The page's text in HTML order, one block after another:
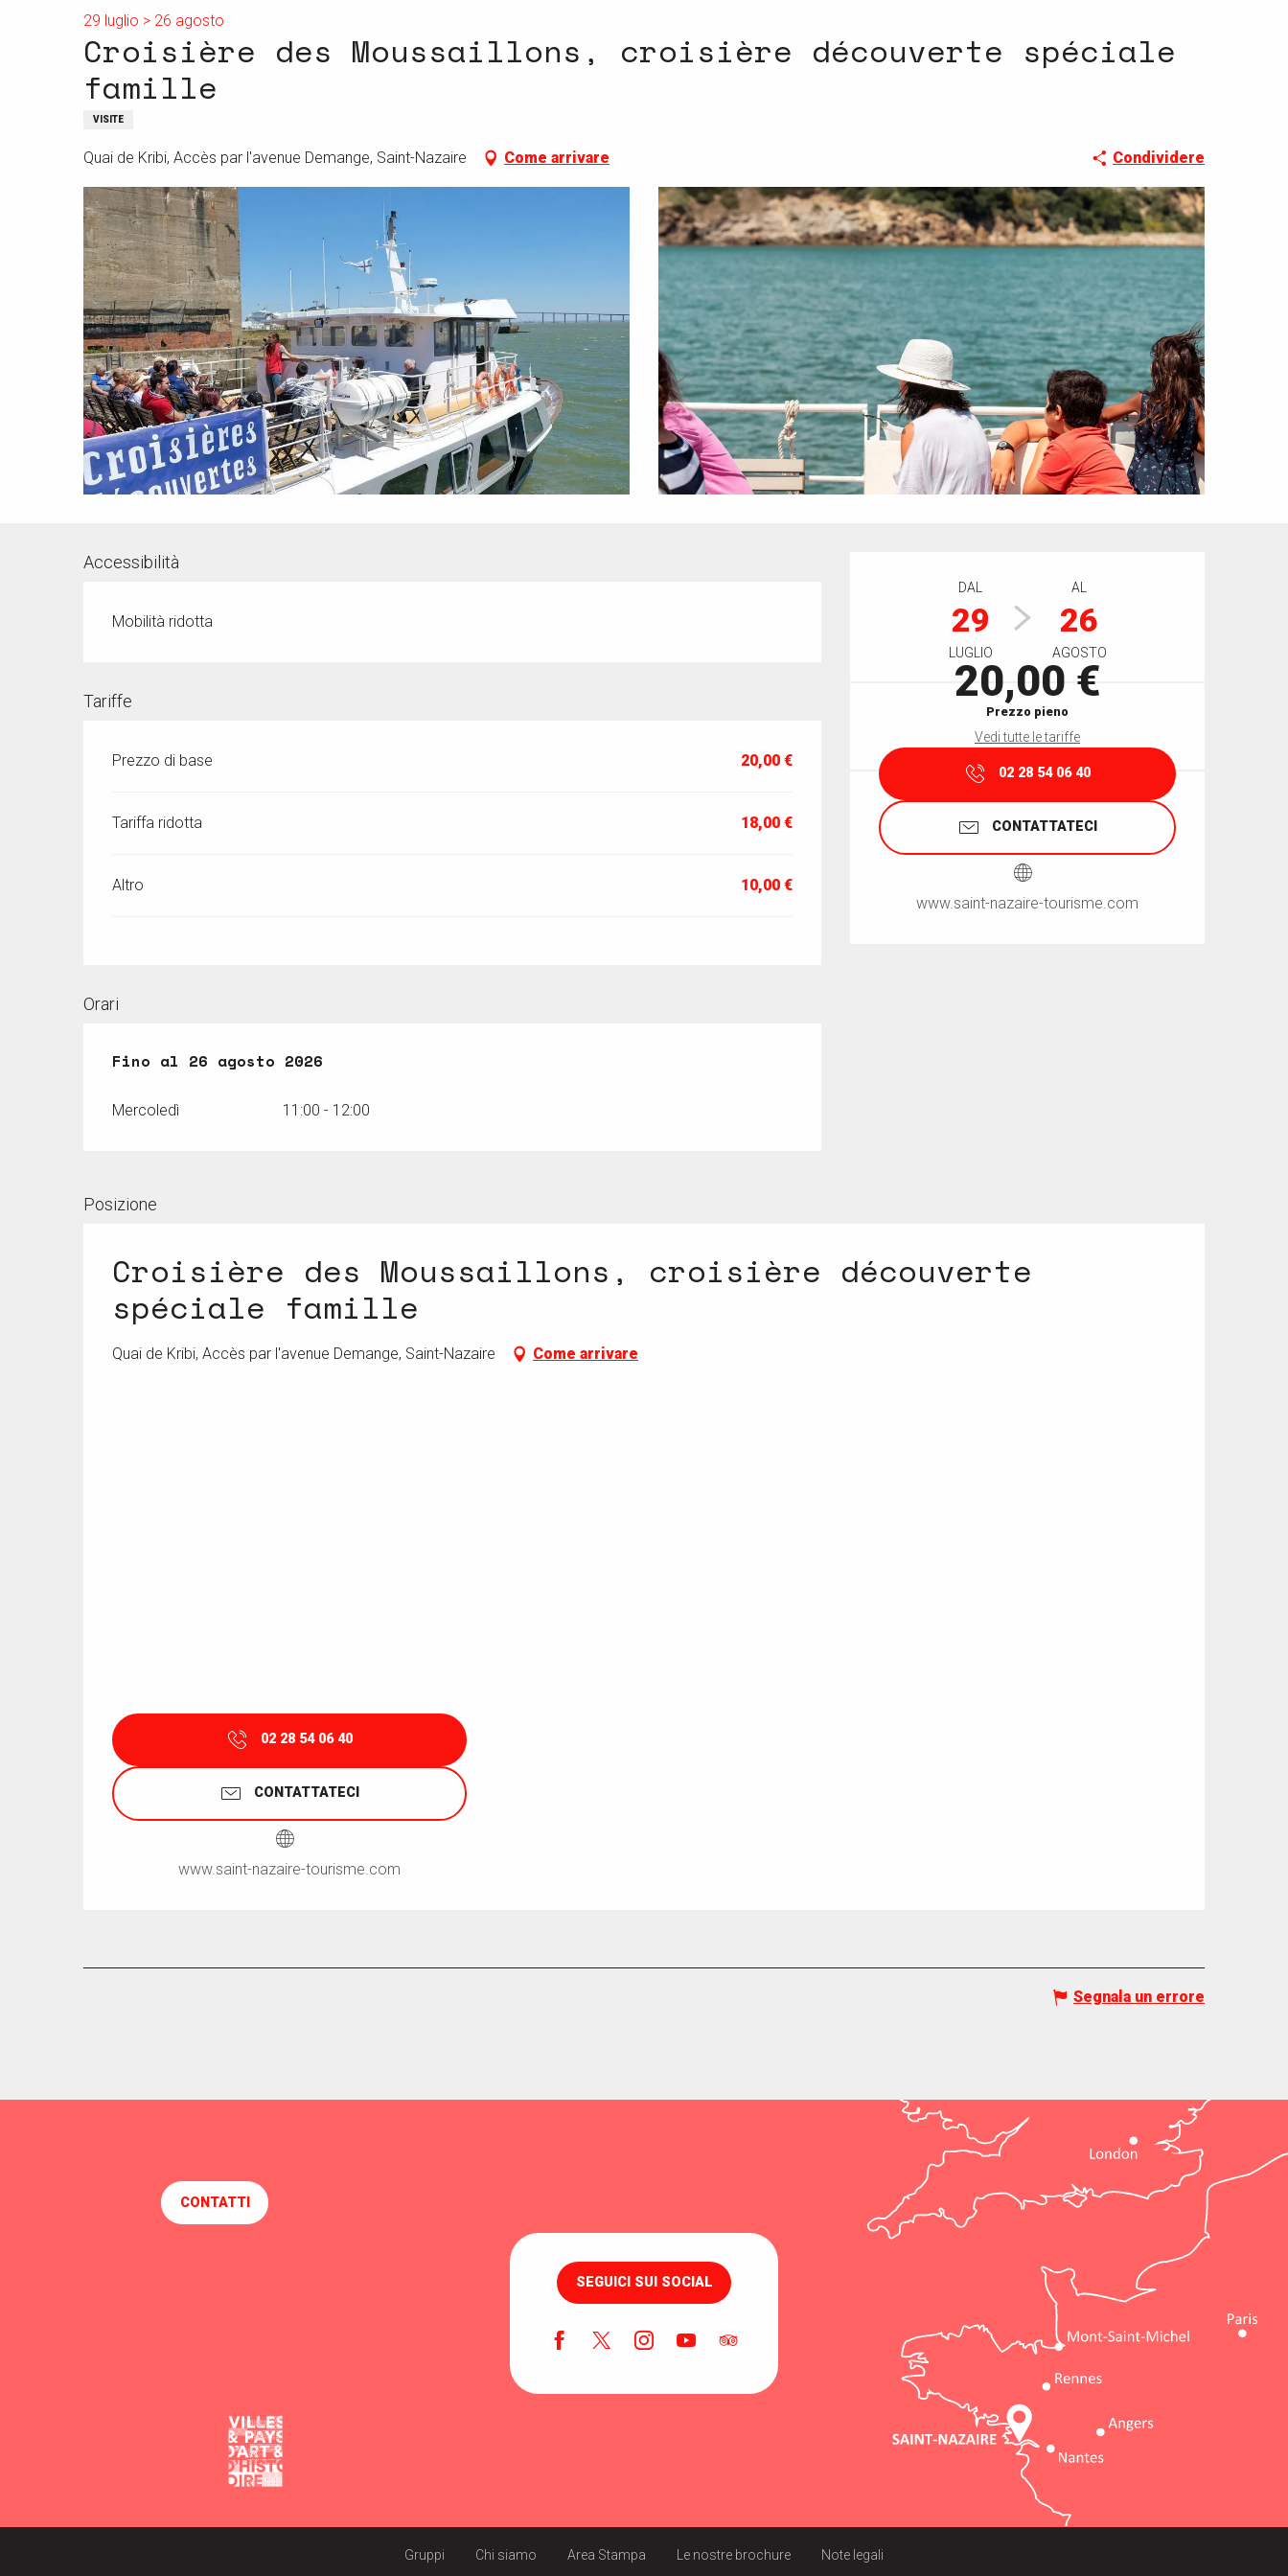
29 luglio > 26 agosto
Croisière des Moussaillons, croisière découverte spéciale
famille
VISITE
Quai de Kribi, Accès par l'avenue Demange, Saint-Nazaire Come arrivare Condividere
DAL
29
LUGLIO
AL
26
AGOSTO
20,00 €
Prezzo pieno
Vedi tutte le tariffe
02 28 54 06 40
CONTATTATECI
www.saint-nazaire-tourisme.com
Accessibilità
Mobilità ridotta
Tariffe
Prezzo di base 20,00 €
Tariffa ridotta 18,00 €
Altro 10,00 €
Orari
Dal29 luglio 2026al26 agosto 2026
Fino al 26 agosto 2026
Mercoledì 11:00 - 12:00
Posizione
Croisière des Moussaillons, croisière découverte
spéciale famille
Quai de Kribi, Accès par l'avenue Demange, Saint-Nazaire Come arrivare
02 28 54 06 40
CONTATTATECI
www.saint-nazaire-tourisme.com
Segnala un errore
CONTATTI
SEGUICI SUI SOCIAL
Gruppi Chi siamo Area Stampa Le nostre brochure Note legali